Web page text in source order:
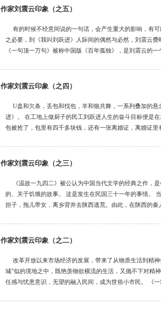
作家刘震云印象（之五）
有的时候不经意间说的一句话，会产生重大的影响，有
之必要，到《我叫刘跃进》人际间的偶然与必然，刘震云费
《一句顶一万句》被称中国版《百年孤独》，是刘震云的一
作家刘震云印象（之四）
U盘和欠条，丢包和找包，羊和狼共舞，一系列叠加的
进》。 在工地上做厨子的民工刘跃进人生的奋斗目标便是
包被抢了，包里有四千多块钱，还有一张离婚证，离婚证
作家刘震云印象（之三）
《温故一九四二》被公认为中国当代文学的经典之作，
的、关于饥饿的故事。 这是发生在民国三十一年的事情。
担子，拖儿带女，离乡背井去陕西逃荒。由此，在陕西的秦
作家刘震云印象（之二）
改革开放以来市场经济的发展，带来了从物质生活到精
城”似的境地之中，既艳羡物欲横流的生活，又抛不下对精
任感与忧患意识，无望的融入民间，成为世俗小市民。 《一